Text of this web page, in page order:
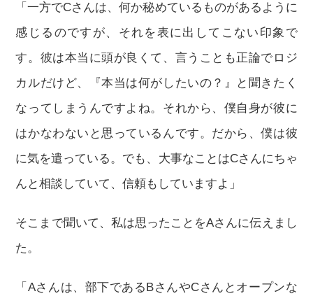
「一方でCさんは、何か秘めているものがあるように
感じるのですが、それを表に出してこない印象で
す。彼は本当に頭が良くて、言うことも正論でロジ
カルだけど、『本当は何がしたいの？』と聞きたく
なってしまうんですよね。それから、僕自身が彼に
はかなわないと思っているんです。だから、僕は彼
に気を遣っている。でも、大事なことはCさんにちゃ
んと相談していて、信頼もしていますよ」
そこまで聞いて、私は思ったことをAさんに伝えまし
た。
「Aさんは、部下であるBさんやCさんとオープンな